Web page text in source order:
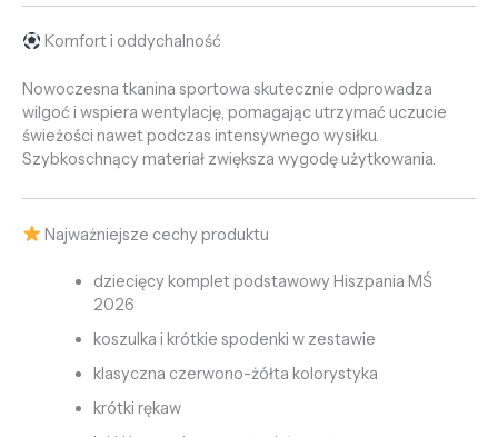
Komfort i oddychalność
Nowoczesna tkanina sportowa skutecznie odprowadza
wilgoć i wspiera wentylację, pomagając utrzymać uczucie
świeżości nawet podczas intensywnego wysiłku.
Szybkoschnący materiał zwiększa wygodę użytkowania.
Najważniejsze cechy produktu
dziecięcy komplet podstawowy Hiszpania MŚ
2026
koszulka i krótkie spodenki w zestawie
klasyczna czerwono-żółta kolorystyka
krótki rękaw